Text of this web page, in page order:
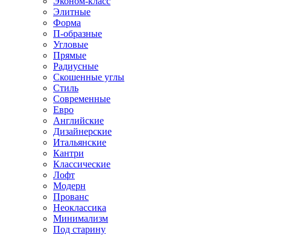
Элитные
Форма
П-образные
Угловые
Прямые
Радиусные
Скошенные углы
Стиль
Современные
Евро
Английские
Дизайнерские
Итальянские
Кантри
Классические
Лофт
Модерн
Прованс
Неоклассика
Минимализм
Под старину